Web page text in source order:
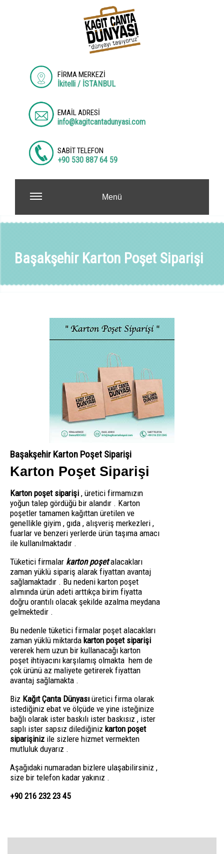
FİRMA MERKEZİ
İkitelli / İSTANBUL
EMAİL ADRESİ
info@kagitcantadunyasi.com
SABİT TELEFON
+90 530 887 64 59
Menü
Başakşehir Karton Poşet Siparişi
Başakşehir Karton Poşet Siparişi
Karton Poşet Siparişi
Karton poşet siparişi , üretici firmamızın
yoğun talep gördüğü bir alandır . Karton
poşetler tamamen kağıttan üretilen ve
genellikle giyim , gıda , alışveriş merkezleri ,
fuarlar ve benzeri yerlerde ürün taşıma amacı
ile kullanılmaktadır .
Tüketici firmalar karton poşetalacakları
zaman yüklü sipariş alarak fiyattan avantaj
sağlamaktadır . Bu nedeni karton poşet
alımında ürün adeti arttıkça birim fiyatta
doğru orantılı olacak şekilde azalma meydana
gelmektedir .
Bu nedenle tüketici firmalar poşet alacakları
zaman yüklü miktarda karton poşet siparişi
vererek hem uzun bir kullanacağı karton
poşet ihtiyacını karşılamış olmakta hem de
çok ürünü az maliyete getirerek fiyattan
avantaj sağlamakta .
Biz Kağıt Çanta Dünyası üretici firma olarak
istediğiniz ebat ve ölçüde ve yine isteğinize
bağlı olarak ister baskılı ister baskısız , ister
saplı ister sapsız dilediğiniz karton poşet
siparişiniz ile sizlere hizmet vermekten
mutluluk duyarız .
Aşağıdaki numaradan bizlere ulaşabilirsiniz ,
size bir telefon kadar yakınız .
+90 216 232 23 45